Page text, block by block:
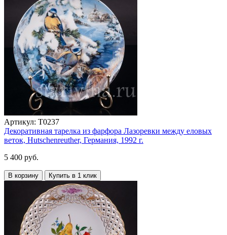
Артикул: T0237
Декоративная тарелка из фарфора Лазоревки между еловых
веток, Hutschenreuther, Германия, 1992 г.
5 400 руб.
В корзину Купить в 1 клик